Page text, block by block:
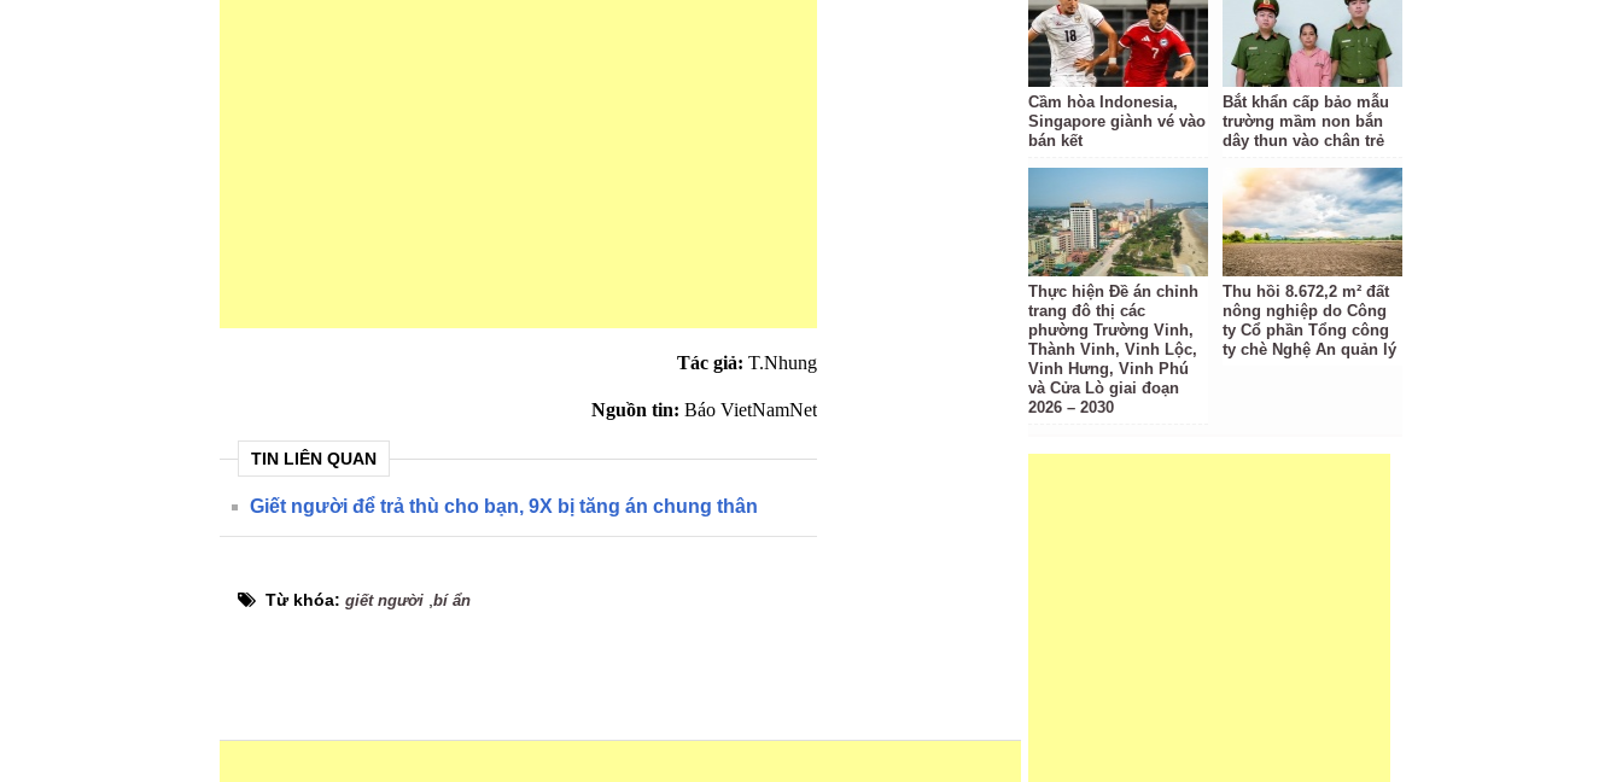
Tác giả: T.Nhung
Nguồn tin: Báo VietNamNet
TIN LIÊN QUAN
Giết người để trả thù cho bạn, 9X bị tăng án chung thân
Từ khóa: giết người bí ẩn
Cầm hòa Indonesia,
Singapore giành vé vào
bán kết
Bắt khẩn cấp bảo mẫu
trường mầm non bắn
dây thun vào chân trẻ
Thực hiện Đề án chỉnh
trang đô thị các
phường Trường Vinh,
Thành Vinh, Vinh Lộc,
Vinh Hưng, Vinh Phú
và Cửa Lò giai đoạn
2026 – 2030
Thu hồi 8.672,2 m² đất
nông nghiệp do Công
ty Cổ phần Tổng công
ty chè Nghệ An quản lý